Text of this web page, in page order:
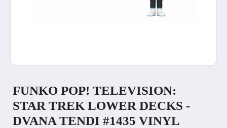
FUNKO POP! TELEVISION:
STAR TREK LOWER DECKS -
DVANA TENDI #1435 VINYL